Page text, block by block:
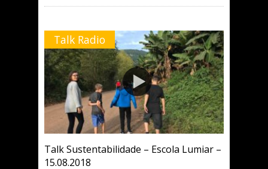
Talk Radio
Talk Sustentabilidade – Escola Lumiar –
15.08.2018